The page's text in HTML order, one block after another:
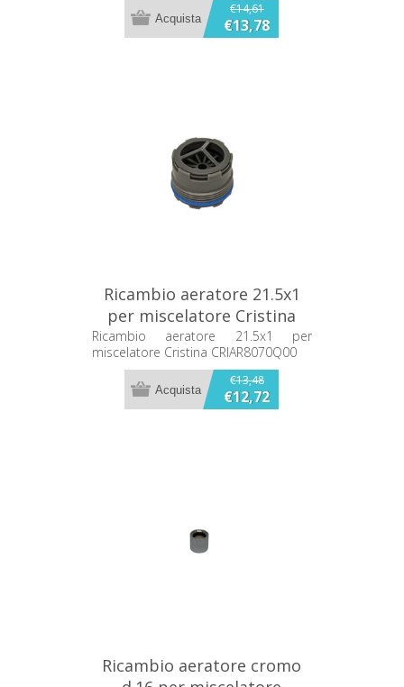
€14,61
€13,78
Ricambio aeratore 21.5x1
per miscelatore Cristina
CRIAR8070Q00
Ricambio aeratore 21.5x1 per
miscelatore Cristina CRIAR8070Q00
€13,48
€12,72
Ricambio aeratore cromo